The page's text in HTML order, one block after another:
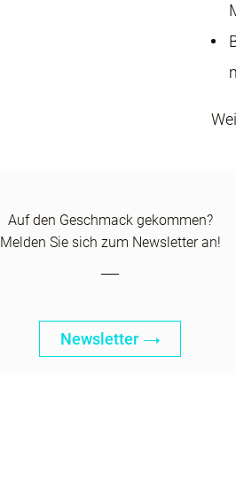
Auf den Geschmack gekommen?
Melden Sie sich zum Newsletter an!
Newsletter